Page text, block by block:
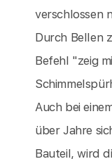
verschlossen
Durch Bellen
Befehl "zeig
Auch bei
über Jahre
Bauteil, wird